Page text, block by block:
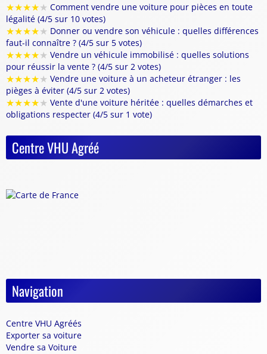
★★★★★ Comment vendre une voiture pour pièces en toute
légalité (4/5 sur 10 votes)
★★★★★ Donner ou vendre son véhicule : quelles différences
faut-il connaître ? (4/5 sur 5 votes)
★★★★★ Vendre un véhicule immobilisé : quelles solutions
pour réussir la vente ? (4/5 sur 2 votes)
★★★★★ Vendre une voiture à un acheteur étranger : les
pièges à éviter (4/5 sur 2 votes)
★★★★★ Vente d'une voiture héritée : quelles démarches et
obligations respecter (4/5 sur 1 vote)
Centre VHU Agréé
Navigation
Centre VHU Agréés
Exporter sa voiture
Vendre sa Voiture